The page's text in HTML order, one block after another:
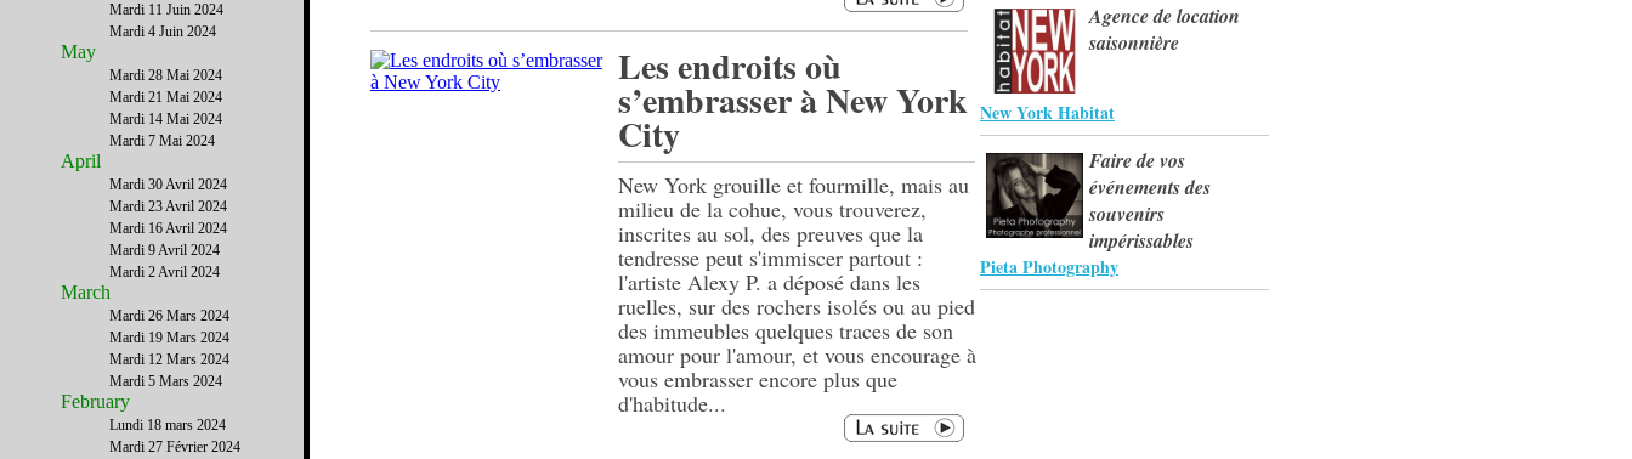
Les endroits où
s’embrasser à New York
City
New York grouille et fourmille, mais au
milieu de la cohue, vous trouverez,
inscrites au sol, des preuves que la
tendresse peut s'immiscer partout :
l'artiste Alexy P. a déposé dans les
ruelles, sur des rochers isolés ou au pied
des immeubles quelques traces de son
amour pour l'amour, et vous encourage à
vous embrasser encore plus que
d'habitude...
Agence de location
saisonnière
New York Habitat
Faire de vos
événements des
souvenirs
impérissables
Pieta Photography
Mardi 11 Juin 2024
Mardi 4 Juin 2024
May
Mardi 28 Mai 2024
Mardi 21 Mai 2024
Mardi 14 Mai 2024
Mardi 7 Mai 2024
April
Mardi 30 Avril 2024
Mardi 23 Avril 2024
Mardi 16 Avril 2024
Mardi 9 Avril 2024
Mardi 2 Avril 2024
March
Mardi 26 Mars 2024
Mardi 19 Mars 2024
Mardi 12 Mars 2024
Mardi 5 Mars 2024
February
Lundi 18 mars 2024
Mardi 27 Février 2024